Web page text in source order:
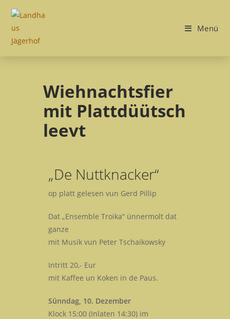
Menü
Wiehnachtsfier
mit Plattdüütsch
leevt
„De Nuttknacker“
op platt gelesen vun Gerd Pillip
Dat „Ensemble Troika“ ünnermolt dat
ganze
mit Musik vun Peter Tschaikowsky
Intritt 20,- Eur
mit Kaffee un Koken in de Paus.
Sünndag, 10. Dezember
Klock 15:00 (Inlaten 14:30) im